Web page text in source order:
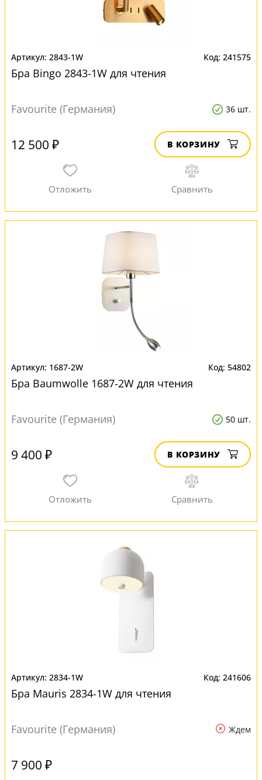
2843-1W 241575
Бра Bingo 2843-1W для чтения
Favourite (Германия) 36 шт.
12 500 ₽ В КОРЗИНУ
1687-2W 54802
Бра Baumwolle 1687-2W для чтения
Favourite (Германия) 50 шт.
9 400 ₽ В КОРЗИНУ
2834-1W 241606
Бра Mauris 2834-1W для чтения
Favourite (Германия) Ждем
7 900 ₽